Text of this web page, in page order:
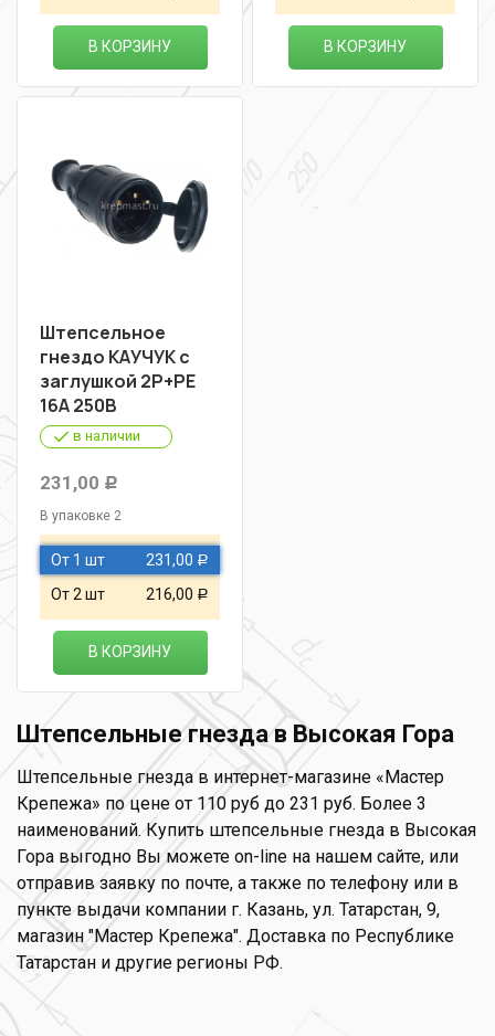
В КОРЗИНУ В КОРЗИНУ
Штепсельное
гнездо КАУЧУК с
заглушкой 2Р+РЕ
16А 250В
в наличии
231,00 Р
В упаковке 2
От 1 шт 231,00 Р
От 2 шт 216,00 Р
В КОРЗИНУ
Штепсельные гнезда в Высокая Гора
Штепсельные гнезда в интернет-магазине «Мастер
Крепежа» по цене от 110 руб до 231 руб. Более 3
наименований. Купить штепсельные гнезда в Высокая
Гора выгодно Вы можете on-line на нашем сайте, или
отправив заявку по почте, а также по телефону или в
пункте выдачи компании г. Казань, ул. Татарстан, 9,
магазин "Мастер Крепежа". Доставка по Республике
Татарстан и другие регионы РФ.